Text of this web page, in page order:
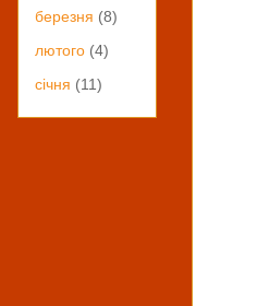
березня (8)
лютого (4)
січня (11)